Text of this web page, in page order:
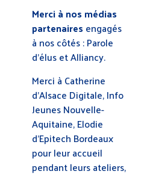
Merci à nos médias
partenaires engagés
à nos côtés : Parole
d’élus et Alliancy.
Merci à Catherine
d’Alsace Digitale, Info
Jeunes Nouvelle-
Aquitaine, Elodie
d’Epitech Bordeaux
pour leur accueil
pendant leurs ateliers,